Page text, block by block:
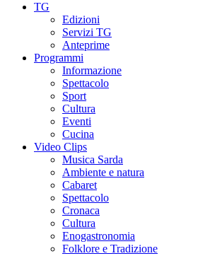
TG
Edizioni
Servizi TG
Anteprime
Programmi
Informazione
Spettacolo
Sport
Cultura
Eventi
Cucina
Video Clips
Musica Sarda
Ambiente e natura
Cabaret
Spettacolo
Cronaca
Cultura
Enogastronomia
Folklore e Tradizione